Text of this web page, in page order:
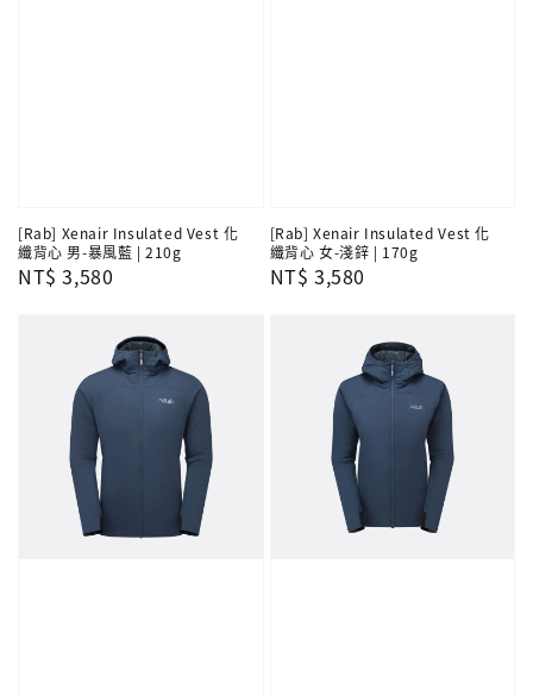
[Rab] Xenair Insulated Vest 化
纖背心 男-暴風藍 | 210g
Regular
NT$ 3,580
[Rab] Xenair Insulated Vest 化
纖背心 女-淺鋅 | 170g
Regular
NT$ 3,580